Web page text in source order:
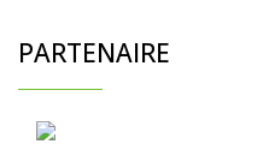
PARTENAIRE